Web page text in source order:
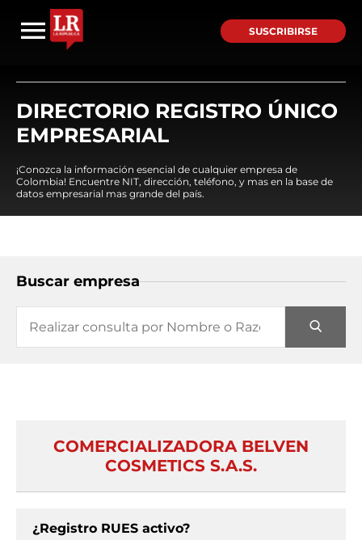
SUSCRIBIRSE
DIRECTORIO REGISTRO ÚNICO
EMPRESARIAL
¡Conozca la información esencial de cualquier empresa de
Colombia! Encuentre NIT, dirección, teléfono, y mas en la base de
datos empresarial mas grande del país.
Buscar empresa
COMERCIALIZADORA BELVEN
COSMETICS S.A.S.
¿Registro RUES activo?